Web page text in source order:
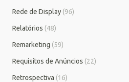
Rede de Display (96)
Relatórios (48)
Remarketing (59)
Requisitos de Anúncios (22)
Retrospectiva (16)